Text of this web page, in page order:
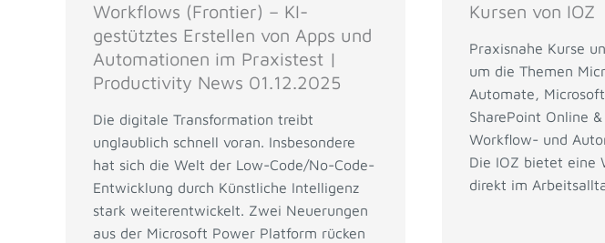
Workflows (Frontier) – KI-
gestütztes Erstellen von Apps und
Automationen im Praxistest |
Productivity News 01.12.2025
Die digitale Transformation treibt
unglaublich schnell voran. Insbesondere
hat sich die Welt der Low-Code/No-Code-
Entwicklung durch Künstliche Intelligenz
stark weiterentwickelt. Zwei Neuerungen
aus der Microsoft Power Platform rücken
Kursen von IOZ
Praxisnahe Kurse
um die Themen
Automate,
SharePoint Online
Workflow- und
Die IOZ bietet eine
direkt im